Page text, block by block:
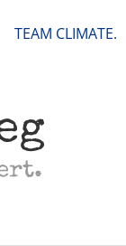
TEAM CLIMATE.